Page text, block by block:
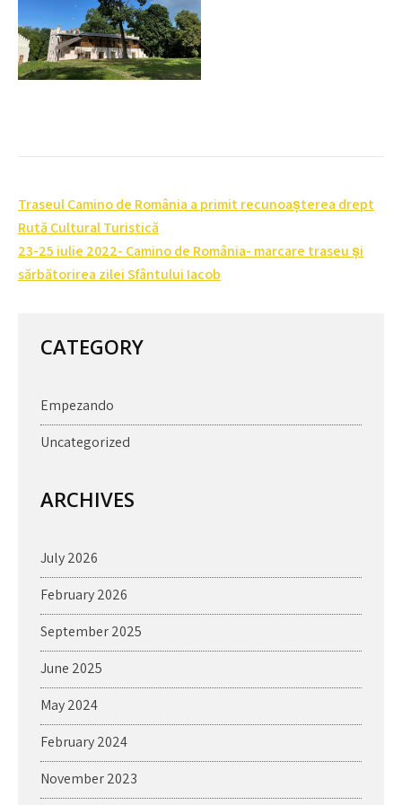
Post
navigation
Traseul Camino de România a primit recunoașterea drept
Rută Cultural Turistică
23-25 iulie 2022- Camino de România- marcare traseu și
sărbătorirea zilei Sfântului Iacob
CATEGORY
Empezando
Uncategorized
ARCHIVES
July 2026
February 2026
September 2025
June 2025
May 2024
February 2024
November 2023